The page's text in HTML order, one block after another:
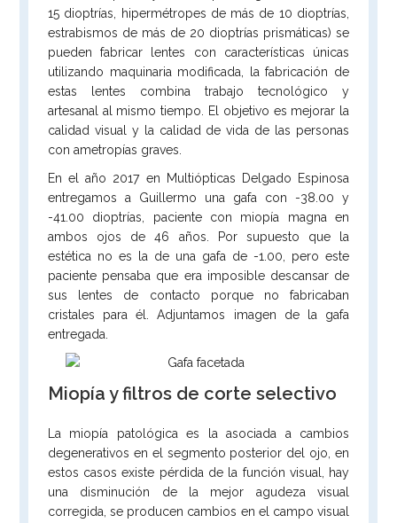
15 dioptrías, hipermétropes de más de 10 dioptrías,
estrabismos de más de 20 dioptrías prismáticas) se
pueden fabricar lentes con características únicas
utilizando maquinaria modificada, la fabricación de
estas lentes combina trabajo tecnológico y
artesanal al mismo tiempo. El objetivo es mejorar la
calidad visual y la calidad de vida de las personas
con ametropías graves.
En el año 2017 en Multiópticas Delgado Espinosa
entregamos a Guillermo una gafa con -38.00 y
-41.00 dioptrías, paciente con miopía magna en
ambos ojos de 46 años. Por supuesto que la
estética no es la de una gafa de -1.00, pero este
paciente pensaba que era imposible descansar de
sus lentes de contacto porque no fabricaban
cristales para él. Adjuntamos imagen de la gafa
entregada.
Miopía y filtros de corte selectivo
La miopía patológica es la asociada a cambios
degenerativos en el segmento posterior del ojo, en
estos casos existe pérdida de la función visual, hay
una disminución de la mejor agudeza visual
corregida, se producen cambios en el campo visual